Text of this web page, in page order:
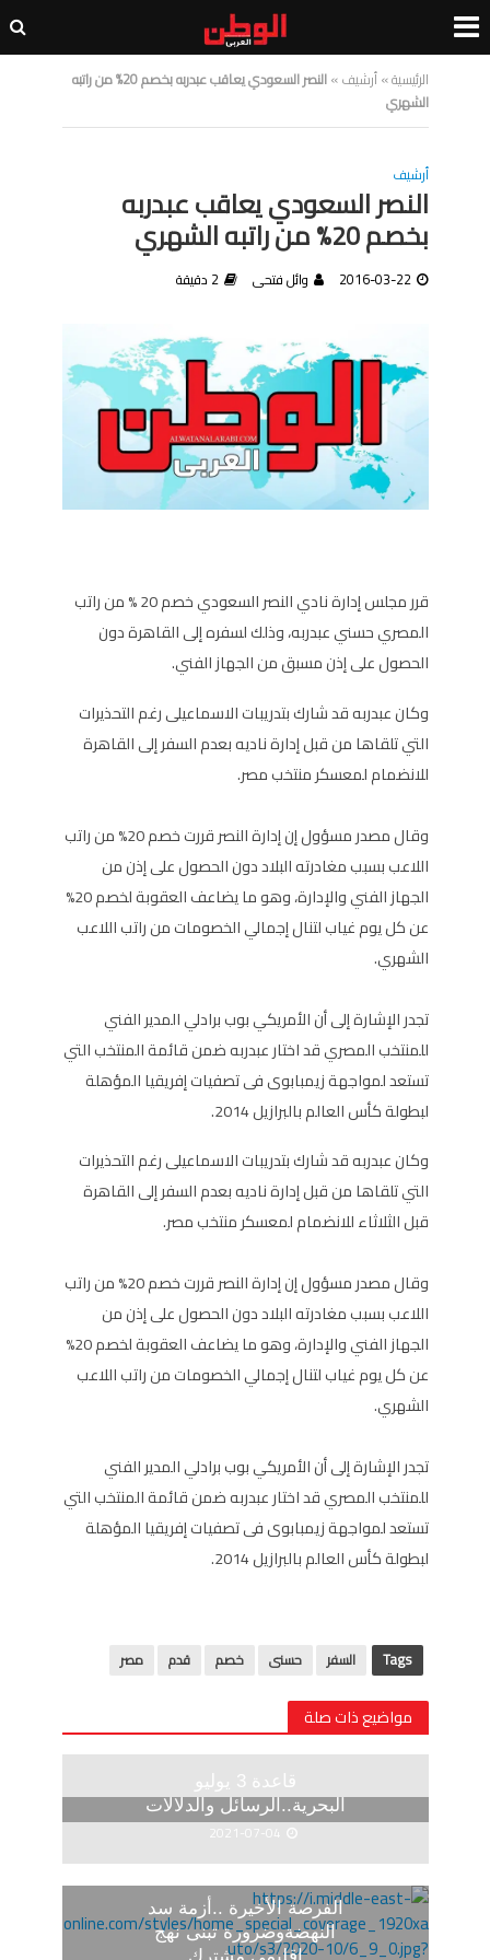
الرئيسية»أرشيف»
النصر السعودي يعاقب عبدربه بخصم 20% من راتبه
الشهري
أرشيف
النصر السعودي يعاقب عبدربه
بخصم 20% من راتبه الشهري
2016-03-22 وائل فتحى 2 دقيقة
قرر مجلس إدارة نادي النصر السعودي خصم 20 % من راتب
المصري حسني عبدربه، وذلك لسفره إلى القاهرة دون
الحصول على إذن مسبق من الجهاز الفني.
وكان عبدربه قد شارك بتدريبات الاسماعيلى رغم التحذيرات
التي تلقاها من قبل إدارة ناديه بعدم السفر إلى القاهرة
للانضمام لمعسكر منتخب مصر.
وقال مصدر مسؤول إن إدارة النصر قررت خصم 20% من راتب
اللاعب بسبب مغادرته البلاد دون الحصول على إذن من
الجهاز الفني والإدارة، وهو ما يضاعف العقوبة لخصم 20%
عن كل يوم غياب لتنال إجمالي الخصومات من راتب اللاعب
الشهري.
تجدر الإشارة إلى أن الأمريكي بوب برادلي المدير الفني
للمنتخب المصري قد اختار عبدربه ضمن قائمة المنتخب التي
تستعد لمواجهة زيمبابوى فى تصفيات إفريقيا المؤهلة
لبطولة كأس العالم بالبرازيل 2014.
وكان عبدربه قد شارك بتدريبات الاسماعيلى رغم التحذيرات
التي تلقاها من قبل إدارة ناديه بعدم السفر إلى القاهرة
قبل الثلاثاء للانضمام لمعسكر منتخب مصر.
وقال مصدر مسؤول إن إدارة النصر قررت خصم 20% من راتب
اللاعب بسبب مغادرته البلاد دون الحصول على إذن من
الجهاز الفني والإدارة، وهو ما يضاعف العقوبة لخصم 20%
عن كل يوم غياب لتنال إجمالي الخصومات من راتب اللاعب
الشهري.
تجدر الإشارة إلى أن الأمريكي بوب برادلي المدير الفني
للمنتخب المصري قد اختار عبدربه ضمن قائمة المنتخب التي
تستعد لمواجهة زيمبابوى فى تصفيات إفريقيا المؤهلة
لبطولة كأس العالم بالبرازيل 2014.
Tags السفر حسنى خصم قدم مصر
مواضيع ذات صلة
قاعدة 3 يوليو
البحرية..الرسائل والدلالات
2021-07-04
الفرصة الأخيرة ..أزمة سد
النهضةوضرورة تبنى نهج